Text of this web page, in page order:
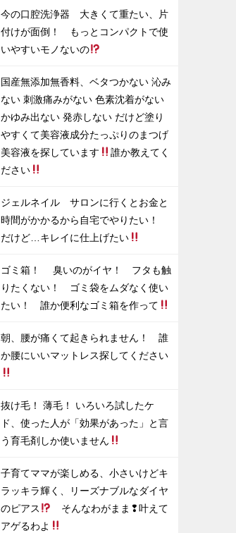
今の口腔洗浄器 大きくて重たい、片
付けが面倒！ もっとコンパクトで使
いやすいモノないの
国産無添加無香料、ベタつかない 沁み
ない 刺激痛みがない 色素沈着がない
かゆみ出ない 発赤しない だけど塗り
やすくて美容液成分たっぷりのまつげ
美容液を探しています
誰か教えてく
ださい
ジェルネイル サロンに行くとお金と
時間がかかるから自宅でやりたい！
だけど…キレイに仕上げたい
ゴミ箱！ 臭いのがイヤ！ フタも触
りたくない！ ゴミ袋をムダなく使い
たい！ 誰か便利なゴミ箱を作って
朝、腰が痛くて起きられません！ 誰
か腰にいいマットレス探してください
抜け毛！ 薄毛！ いろいろ試したケ
ド、使った人が「効果があった」と言
う育毛剤しか使いません
子育てママが楽しめる、小さいけどキ
ラッキラ輝く、リーズナブルなダイヤ
のピアス
そんなわがまま❢叶えて
アゲるわよ